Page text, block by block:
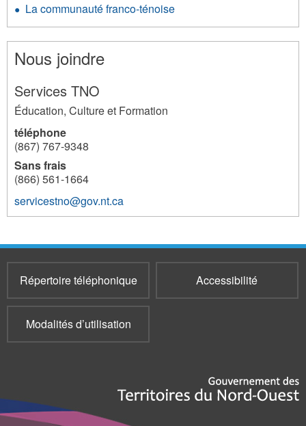
La communauté franco-ténoise
Nous joindre
Services TNO
Éducation, Culture et Formation
téléphone
(867) 767-9348
Sans frais
(866) 561-1664
servicestno@gov.nt.ca
216
Répertoire téléphonique Accessibilité
Modalités d’utilisation